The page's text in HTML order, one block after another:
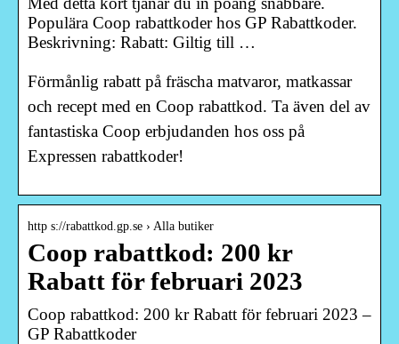
Populära Coop rabattkoder hos GP Rabattkoder.
Beskrivning: Rabatt: Giltig till …
Förmånlig rabatt på fräscha matvaror, matkassar
och recept med en Coop rabattkod. Ta även del av
fantastiska Coop erbjudanden hos oss på
Expressen rabattkoder!
http s://rabattkod.gp.se › Alla butiker
Coop rabattkod: 200 kr
Rabatt för februari 2023
Coop rabattkod: 200 kr Rabatt för februari 2023 –
GP Rabattkoder